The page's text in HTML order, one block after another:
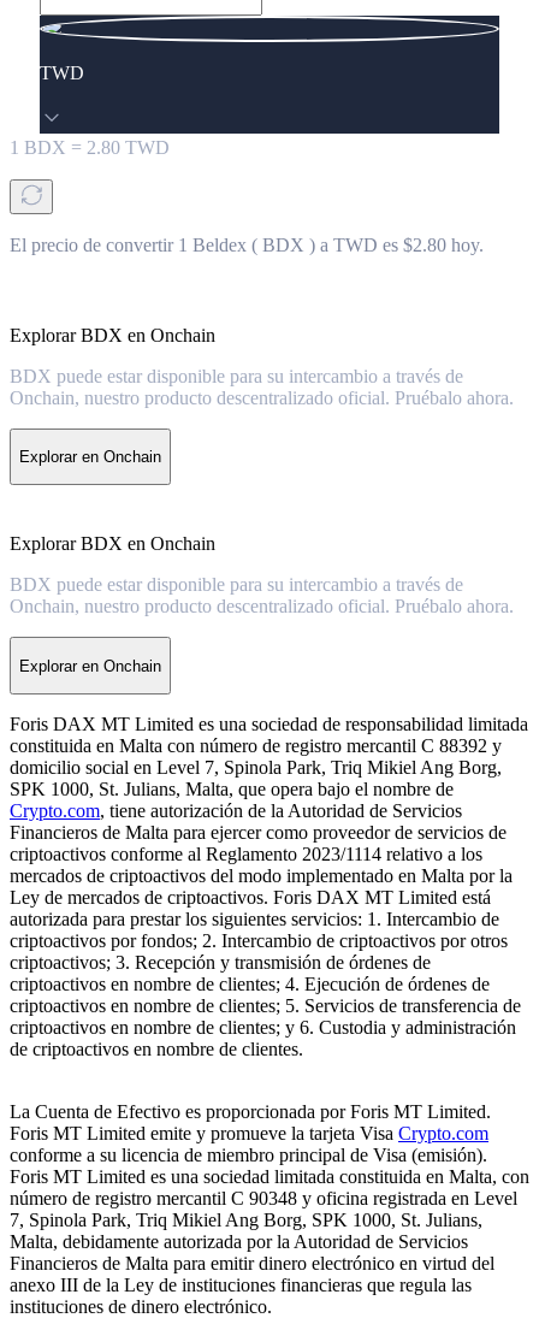
TWD
1 BDX = 2.80 TWD
El precio de convertir 1 Beldex ( BDX ) a TWD es $2.80 hoy.
Explorar BDX en Onchain
BDX puede estar disponible para su intercambio a través de
Onchain, nuestro producto descentralizado oficial. Pruébalo ahora.
Explorar en Onchain
Explorar BDX en Onchain
BDX puede estar disponible para su intercambio a través de
Onchain, nuestro producto descentralizado oficial. Pruébalo ahora.
Explorar en Onchain
Foris DAX MT Limited es una sociedad de responsabilidad limitada
constituida en Malta con número de registro mercantil C 88392 y
domicilio social en Level 7, Spinola Park, Triq Mikiel Ang Borg,
SPK 1000, St. Julians, Malta, que opera bajo el nombre de
Crypto.com, tiene autorización de la Autoridad de Servicios
Financieros de Malta para ejercer como proveedor de servicios de
criptoactivos conforme al Reglamento 2023/1114 relativo a los
mercados de criptoactivos del modo implementado en Malta por la
Ley de mercados de criptoactivos. Foris DAX MT Limited está
autorizada para prestar los siguientes servicios: 1. Intercambio de
criptoactivos por fondos; 2. Intercambio de criptoactivos por otros
criptoactivos; 3. Recepción y transmisión de órdenes de
criptoactivos en nombre de clientes; 4. Ejecución de órdenes de
criptoactivos en nombre de clientes; 5. Servicios de transferencia de
criptoactivos en nombre de clientes; y 6. Custodia y administración
de criptoactivos en nombre de clientes.
La Cuenta de Efectivo es proporcionada por Foris MT Limited.
Foris MT Limited emite y promueve la tarjeta Visa Crypto.com
conforme a su licencia de miembro principal de Visa (emisión).
Foris MT Limited es una sociedad limitada constituida en Malta, con
número de registro mercantil C 90348 y oficina registrada en Level
7, Spinola Park, Triq Mikiel Ang Borg, SPK 1000, St. Julians,
Malta, debidamente autorizada por la Autoridad de Servicios
Financieros de Malta para emitir dinero electrónico en virtud del
anexo III de la Ley de instituciones financieras que regula las
instituciones de dinero electrónico.